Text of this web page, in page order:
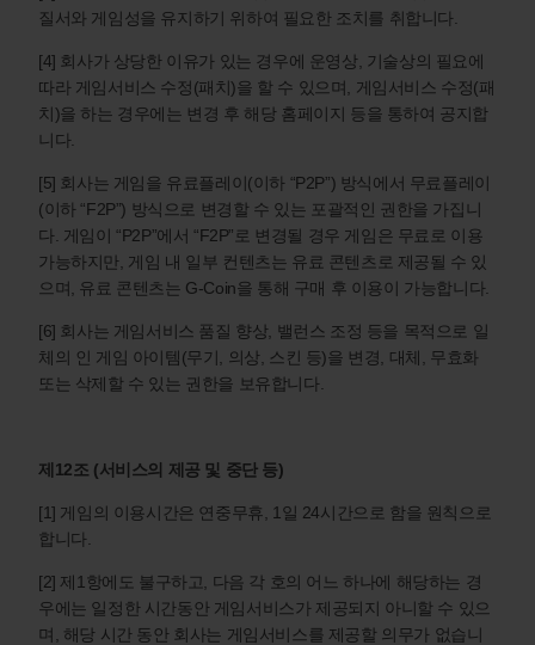
질서와 게임성을 유지하기 위하여 필요한 조치를 취합니다.
[4] 회사가 상당한 이유가 있는 경우에 운영상, 기술상의 필요에
따라 게임서비스 수정(패치)을 할 수 있으며, 게임서비스 수정(패
치)을 하는 경우에는 변경 후 해당 홈페이지 등을 통하여 공지합
니다.
[5] 회사는 게임을 유료플레이(이하 “P2P”) 방식에서 무료플레이
(이하 “F2P”) 방식으로 변경할 수 있는 포괄적인 권한을 가집니
다. 게임이 “P2P”에서 “F2P”로 변경될 경우 게임은 무료로 이용
가능하지만, 게임 내 일부 컨텐츠는 유료 콘텐츠로 제공될 수 있
으며, 유료 콘텐츠는 G-Coin을 통해 구매 후 이용이 가능합니다.
[6] 회사는 게임서비스 품질 향상, 밸런스 조정 등을 목적으로 일
체의 인 게임 아이템(무기, 의상, 스킨 등)을 변경, 대체, 무효화
또는 삭제할 수 있는 권한을 보유합니다.
제12조 (서비스의 제공 및 중단 등)
[1] 게임의 이용시간은 연중무휴, 1일 24시간으로 함을 원칙으로
합니다.
[2] 제1항에도 불구하고, 다음 각 호의 어느 하나에 해당하는 경
우에는 일정한 시간동안 게임서비스가 제공되지 아니할 수 있으
며, 해당 시간 동안 회사는 게임서비스를 제공할 의무가 없습니